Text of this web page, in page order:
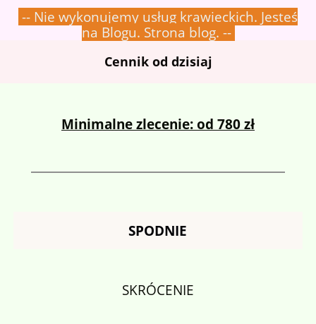
-- Nie wykonujemy usług krawieckich. Jesteś
na Blogu. Strona blog. --
Cennik od dzisiaj
Minimalne zlecenie: od 780 zł
SPODNIE
SKRÓCENIE